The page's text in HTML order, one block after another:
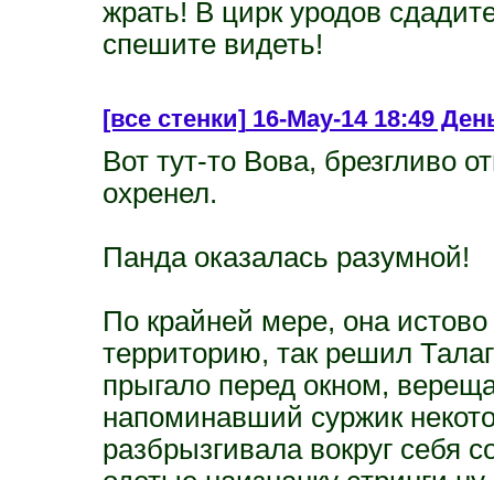
жрать! В цирк уродов
спешите видеть!
[все стенки]16-May-14 18:49
Вот тут-то Вова, брезгливо
охренел.
Панда оказалась разумной!
По крайней мере, она
территорию, так решил
прыгало перед окном,
напоминавший суржик
разбрызгивала вокруг себя